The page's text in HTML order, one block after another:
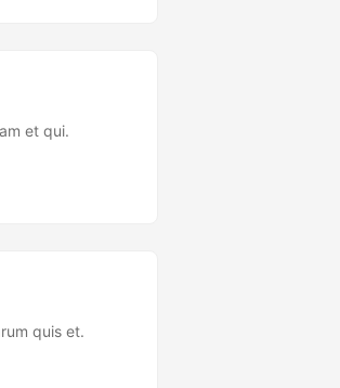
et qui.
quis et.